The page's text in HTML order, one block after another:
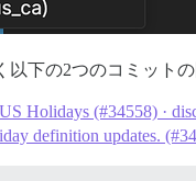
以下の2つのコミット
Holidays (#34558) ·
definition updates.